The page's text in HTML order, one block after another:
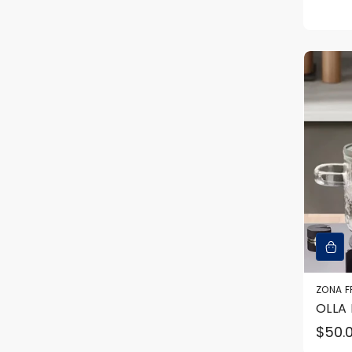
ZONA
OLLA